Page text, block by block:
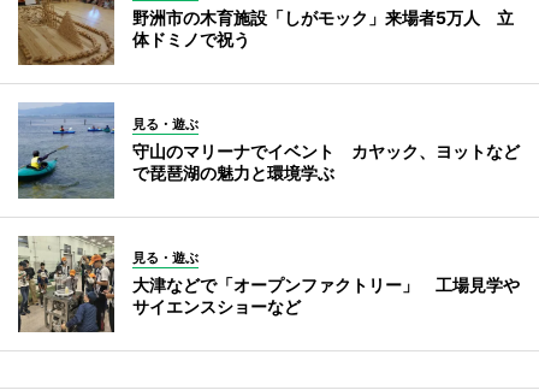
野洲市の木育施設「しがモック」来場者5万人 立
体ドミノで祝う
見る・遊ぶ
守山のマリーナでイベント カヤック、ヨットなど
で琵琶湖の魅力と環境学ぶ
見る・遊ぶ
大津などで「オープンファクトリー」 工場見学や
サイエンスショーなど